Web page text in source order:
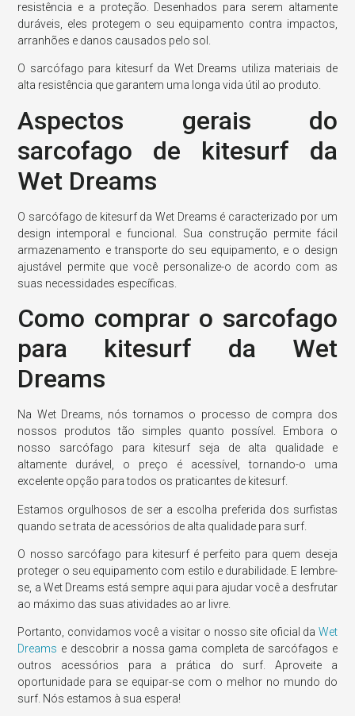
resistência e a proteção. Desenhados para serem altamente
duráveis, eles protegem o seu equipamento contra impactos,
arranhões e danos causados pelo sol.
O sarcófago para kitesurf da Wet Dreams utiliza materiais de
alta resistência que garantem uma longa vida útil ao produto.
Aspectos gerais do
sarcofago de kitesurf da
Wet Dreams
O sarcófago de kitesurf da Wet Dreams é caracterizado por um
design intemporal e funcional. Sua construção permite fácil
armazenamento e transporte do seu equipamento, e o design
ajustável permite que você personalize-o de acordo com as
suas necessidades específicas.
Como comprar o sarcofago
para kitesurf da Wet
Dreams
Na Wet Dreams, nós tornamos o processo de compra dos
nossos produtos tão simples quanto possível. Embora o
nosso sarcófago para kitesurf seja de alta qualidade e
altamente durável, o preço é acessível, tornando-o uma
excelente opção para todos os praticantes de kitesurf.
Estamos orgulhosos de ser a escolha preferida dos surfistas
quando se trata de acessórios de alta qualidade para surf.
O nosso sarcófago para kitesurf é perfeito para quem deseja
proteger o seu equipamento com estilo e durabilidade. E lembre-
se, a Wet Dreams está sempre aqui para ajudar você a desfrutar
ao máximo das suas atividades ao ar livre.
Portanto, convidamos você a visitar o nosso site oficial da Wet
Dreams e descobrir a nossa gama completa de sarcófagos e
outros acessórios para a prática do surf. Aproveite a
oportunidade para se equipar-se com o melhor no mundo do
surf. Nós estamos à sua espera!